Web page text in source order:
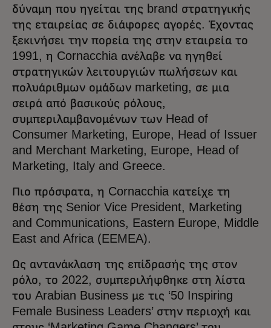
δύναμη που ηγείται της brand στρατηγικής
της εταιρείας σε διάφορες αγορές. Έχοντας
ξεκινήσει την πορεία της στην εταιρεία το
1991, η Cornacchia ανέλαβε να ηγηθεί
στρατηγικών λειτουργιών πωλήσεων και
πολυάριθμων ομάδων marketing, σε μια
σειρά από βασικούς ρόλους,
συμπεριλαμβανομένων των Head of
Consumer Marketing, Europe, Head of Issuer
and Merchant Marketing, Europe, Head of
Marketing, Italy and Greece.
Πιο πρόσφατα, η Cornacchia κατείχε τη
θέση της Senior Vice President, Marketing
and Communications, Eastern Europe, Middle
East and Africa (EEMEA).
Ως αντανάκλαση της επίδρασής της στον
ρόλο, το 2022, συμπεριλήφθηκε στη λίστα
του Arabian Business με τις ‘50 Inspiring
Female Business Leaders’ στην περιοχή και